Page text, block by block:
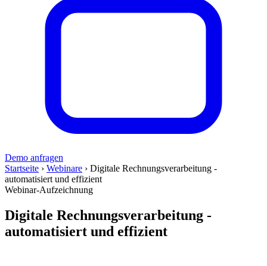
Demo anfragen
Startseite › Webinare › Digitale Rechnungsverarbeitung -
automatisiert und effizient
Webinar-Aufzeichnung
Digitale Rechnungsverarbeitung -
automatisiert und effizient